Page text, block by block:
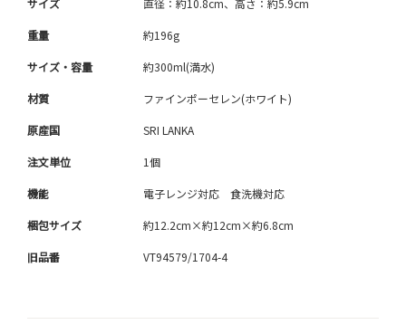
サイズ 直径：約10.8cm、高さ：約5.9cm
重量 約196g
サイズ・容量 約300ml(満水)
材質 ファインポーセレン(ホワイト)
原産国 SRI LANKA
注文単位 1個
機能 電子レンジ対応 食洗機対応
梱包サイズ 約12.2cm×約12cm×約6.8cm
旧品番 VT94579/1704-4